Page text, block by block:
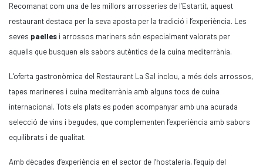
Recomanat com una de les millors arrosseries de l’Estartit, aquest
restaurant destaca per la seva aposta per la tradició i l’experiència. Les
seves paelles i arrossos mariners són especialment valorats per
aquells que busquen els sabors autèntics de la cuina mediterrània.
L’oferta gastronòmica del Restaurant La Sal inclou, a més dels arrossos,
tapes marineres i cuina mediterrània amb alguns tocs de cuina
internacional. Tots els plats es poden acompanyar amb una acurada
selecció de vins i begudes, que complementen l’experiència amb sabors
equilibrats i de qualitat.
Amb dècades d’experiència en el sector de l’hostaleria, l’equip del